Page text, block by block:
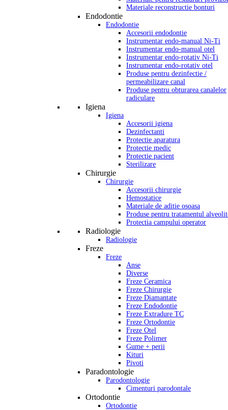
Materiale reconstructie bonturi
Endodontie
Endodontie
Accesorii endodontie
Instrumentar endo-manual Ni-Ti
Instrumentar endo-manual otel
Instrumentar endo-rotativ Ni-Ti
Instrumentar endo-rotativ otel
Produse pentru dezinfectie /
permeabilizare canal
Produse pentru obturarea canalelor
radiculare
Igiena
Igiena
Accesorii igiena
Dezinfectanti
Protectie aparatura
Protectie medic
Protectie pacient
Sterilizare
Chirurgie
Chirurgie
Accesorii chirurgie
Hemostatice
Materiale de aditie osoasa
Produse pentru tratamentul
Protectia campului operator
Radiologie
Radiologie
Freze
Freze
Anse
Diverse
Freze Ceramica
Freze Chirurgie
Freze Diamantate
Freze Endodontie
Freze Extradure TC
Freze Ortodontie
Freze Otel
Freze Polimer
Gume + perii
Kituri
Pivoti
Paradontologie
Parodontologie
Cimenturi parodontale
Ortodontie
Ortodontie